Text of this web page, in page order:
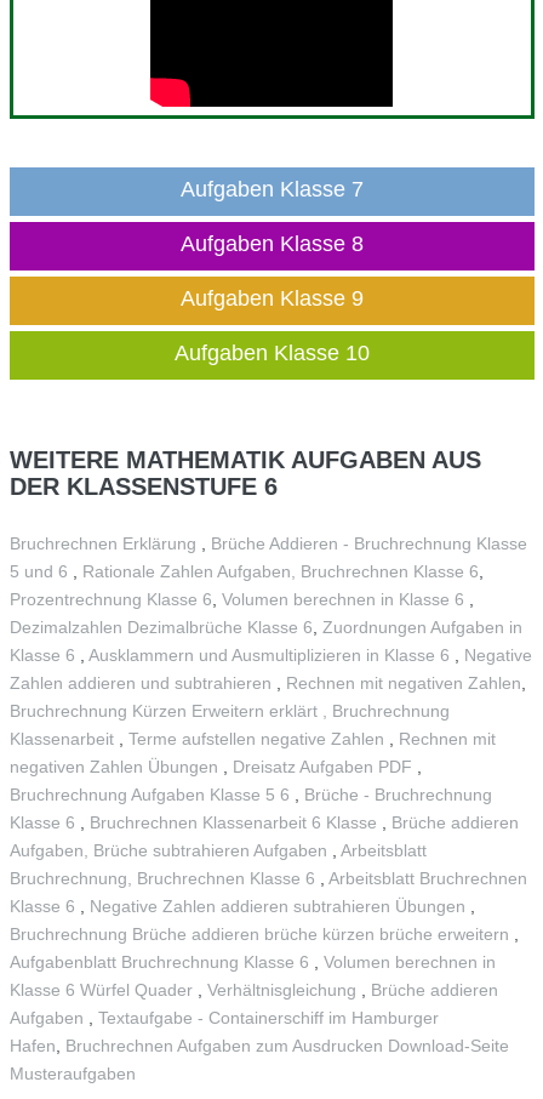
Aufgaben Klasse 7
Aufgaben Klasse 8
Aufgaben Klasse 9
Aufgaben Klasse 10
WEITEREMATHEMATIK AUFGABEN AUS
DER KLASSENSTUFE 6
Bruchrechnen Erklärung
Brüche Addieren - Bruchrechnung Klasse
5 und 6
Rationale Zahlen Aufgaben, Bruchrechnen Klasse 6
Prozentrechnung Klasse 6 Volumen berechnen in Klasse 6
Dezimalzahlen Dezimalbrüche Klasse 6
Zuordnungen Aufgaben in
Klasse 6
Ausklammern und Ausmultiplizieren in Klasse 6
Negative
Zahlen addieren und subtrahieren
Rechnen mit negativen Zahlen
Bruchrechnung Kürzen Erweitern erklärt , Bruchrechnung
Klassenarbeit, Terme aufstellen negative Zahlen
Rechnen mit
negativen Zahlen Übungen
Dreisatz Aufgaben PDF
Bruchrechnung Aufgaben Klasse 5 6
Brüche - Bruchrechnung
Klasse 6
Bruchrechnen Klassenarbeit 6 Klasse
Brüche addieren
Aufgaben, Brüche subtrahieren Aufgaben
Arbeitsblatt
Bruchrechnung, Bruchrechnen Klasse 6
Arbeitsblatt Bruchrechnen
Klasse 6
Negative Zahlen addieren subtrahieren Übungen
Bruchrechnung Brüche addieren brüche kürzen brüche erweitern
Aufgabenblatt Bruchrechnung Klasse 6
Volumen berechnen in
Klasse 6 Würfel Quader
Verhältnisgleichung
Brüche addieren
Aufgaben
Textaufgabe - Containerschiff im Hamburger
Hafen
Bruchrechnen Aufgaben zum Ausdrucken Download-Seite
Musteraufgaben